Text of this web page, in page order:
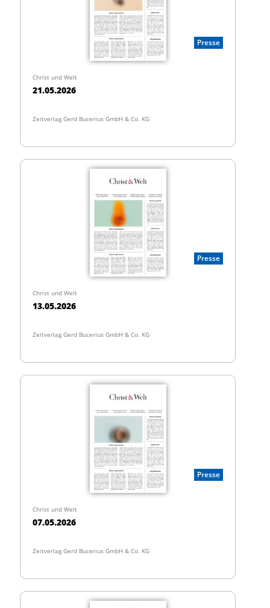
Presse
Christ und Welt
21.05.2026
Zeitverlag Gerd Bucerius GmbH & Co. KG
Presse
Christ und Welt
13.05.2026
Zeitverlag Gerd Bucerius GmbH & Co. KG
Presse
Christ und Welt
07.05.2026
Zeitverlag Gerd Bucerius GmbH & Co. KG